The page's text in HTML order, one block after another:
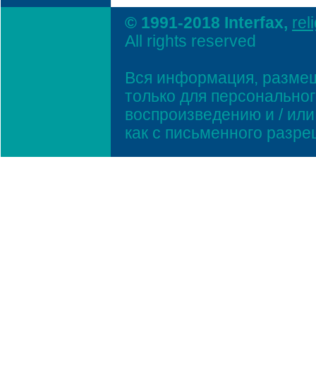
© 1991-2018 Interfax,
All rights reserved
Вся информация,
только для
воспроизведению и /
как с письменного